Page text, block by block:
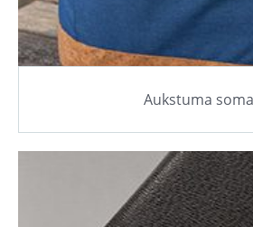
Aukstuma